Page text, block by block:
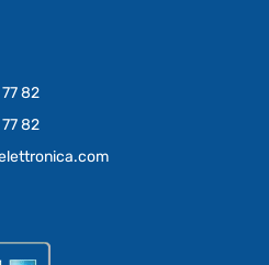
82
82